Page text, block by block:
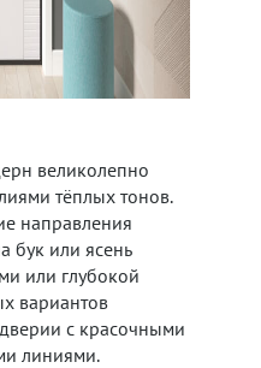
великолепно
тёплых тонов.
направления
бук или ясень
или глубокой
вариантов
с красочными
линиями.